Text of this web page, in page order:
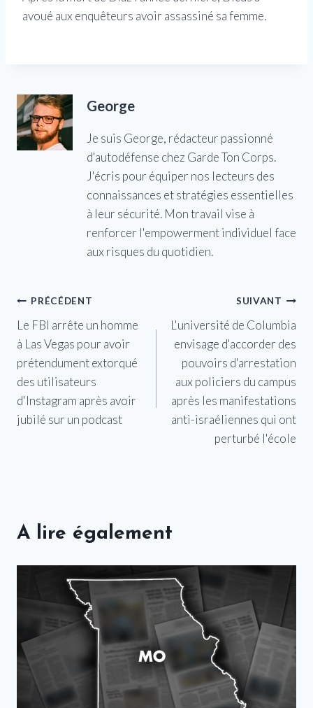
avoué aux enquêteurs avoir assassiné sa femme.
George
Je suis George, rédacteur passionné
d'autodéfense chez Garde Ton Corps.
J'écris pour équiper nos lecteurs des
connaissances et stratégies essentielles
à leur sécurité. Mon travail vise à
renforcer l'empowerment individuel face
aux risques du quotidien.
Navigation
de
l’article
PRÉCÉDENT
Le FBI arrête un homme
à Las Vegas pour avoir
prétendument extorqué
des utilisateurs
d'Instagram après avoir
jubilé sur un podcast
SUIVANT
L'université de Columbia
envisage d'accorder des
pouvoirs d'arrestation
aux policiers du campus
après les manifestations
anti-israéliennes qui ont
perturbé l'école
A lire également